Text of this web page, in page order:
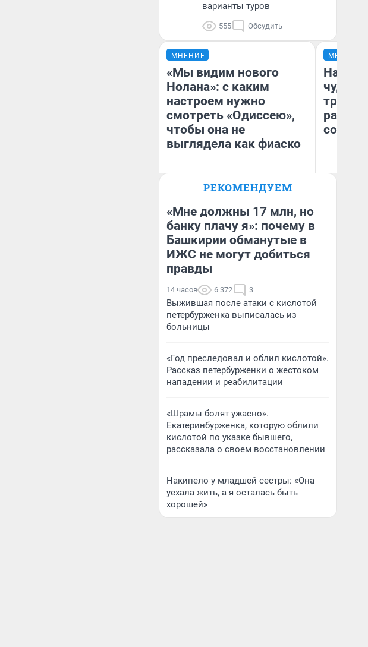
варианты туров
555 Обсудить
МНЕНИЕ
«Мы видим нового
Нолана»: с каким
настроем нужно
смотреть «Одиссею»,
чтобы она не
выглядела как фиаско
Надежда Губарь
МНЕНИЕ
чудом
РЕКОМЕНДУЕМ
«Мне должны 17 млн, но
банку плачу я»: почему в
Башкирии обманутые в
ИЖС не могут добиться
правды
14 часов 6 372 3
Выжившая после атаки с кислотой
петербурженка выписалась из
больницы
«Год преследовал и облил кислотой».
Рассказ петербурженки о жестоком
нападении и реабилитации
«Шрамы болят ужасно».
Екатеринбурженка, которую облили
кислотой по указке бывшего,
рассказала о своем восстановлении
Накипело у младшей сестры: «Она
уехала жить, а я осталась быть
хорошей»